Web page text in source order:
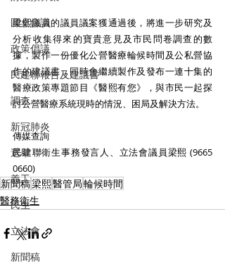
圓桌會議
政策倡議
民建聯報告及建議書
調查
新冠肺炎
選舉
義工
民生
立法會
新聞稿
梁熙議員的議員議案獲通過後，將進一步研究及
分析收集得來的寶貴意見及市民問卷調查的數
據，製作一份優化公營醫療輪候時間及公私營協
作的建議書，同時會繼續製作及發布一連十集的
醫療政策專題節目《醫熙有您》，與市民一起探
討公營醫療系統現時的情況、困局及解決方法。
傳媒查詢
民建聯衛生事務發言人、立法會議員梁熙 (9665
0660)
新聞稿梁熙醫管局輪候時間
醫務衛生